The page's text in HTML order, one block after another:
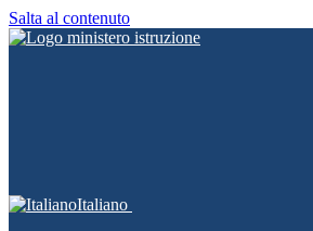
Salta al contenuto
Italiano